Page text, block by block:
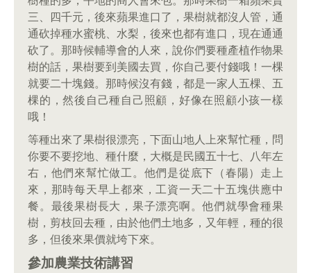
三、四千元，後來蘋果進口了，果樹就都沒人管，通
通砍掉種水蜜桃、水梨，後來也都有進口，現在通通
砍了。那時候輔導會的人來，說你們要種產植作物果
樹的話，果樹要到美國去買，你自己要付錢哦！一棵
就要二十塊錢。那時候沒有錢，都是一家人五棵、五
棵的，然後自己種自己照顧，好像在照顧小孩一樣
哦！
等種出來了果樹很漂亮，下面山地人上來幫忙種，問
你要不要挖地、種什麼，大概是民國五十七、八年左
右，他們來幫忙做工。他們是從底下（春陽）走上
來，那時每天早上都來，工資一天二十五塊供應中
餐。最後果樹長大，果子漂亮啊。他們就學會種果
樹，剪枝回去種，由於他們土地多，又年輕，種的很
多，但後來果價就垮下來。
參加農業技術講習